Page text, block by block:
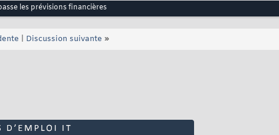
les prévisions financières
Discussion suivante »